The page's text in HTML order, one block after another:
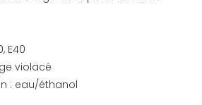
E40
violacé
: eau/éthanol